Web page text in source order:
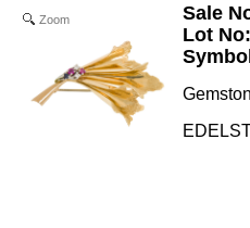
Zoom
Sale
Lot